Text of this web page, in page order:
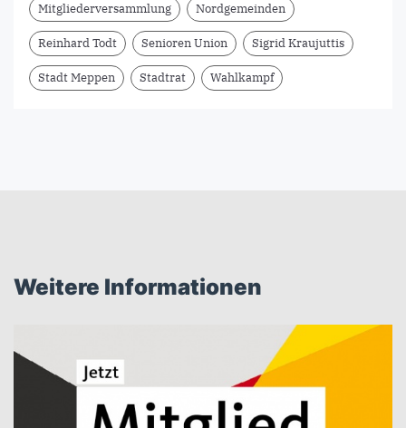
Mitgliederversammlung Nordgemeinden
Reinhard Todt Senioren Union Sigrid Kraujuttis
Stadt Meppen Stadtrat Wahlkampf
Weitere Informationen